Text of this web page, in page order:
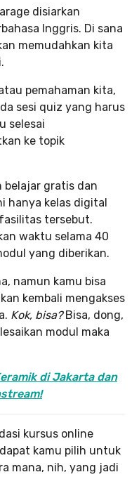
disiarkan
Inggris. Di sana
memudahkan kita
pemahaman kita,
sesi quiz yang harus
selesai
ke topik
belajar gratis dan
hanya kelas digital
tersebut.
waktu selama 40
yang diberikan.
namun kamu bisa
kembali mengakses
Kok, bisa?Bisa, dong,
modul maka
di Jakarta dan
kursus online
kamu pilih untuk
mana, nih, yang jadi